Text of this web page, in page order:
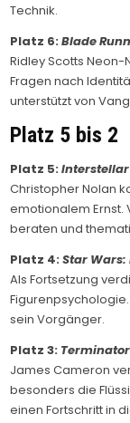
Technik.
Platz 6:Blade
Ridley Scotts
Fragen nach
unterstützt von
Platz 5 bis 2
Platz 5:Interstellar
Christopher Nolan
emotionalem Ernst.
beraten und
Platz 4:Star
Als Fortsetzung
sein Vorgänger.
Platz 3:
James Cameron
besonders die
einen Fortschritt in